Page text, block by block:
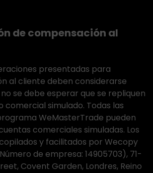
de compensación al
presentadas para
al cliente deben considerarse
se debe esperar que se repliquen
comercial simulado. Todas las
WeMasterTrade pueden
comerciales simuladas. Los
y facilitados por Wecopy
de empresa: 14905703), 71-
Covent Garden, Londres, Reino